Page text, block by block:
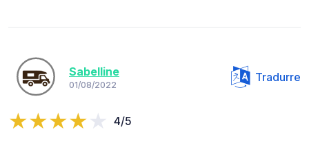
Sabelline
01/08/2022
Tradurre
4/5